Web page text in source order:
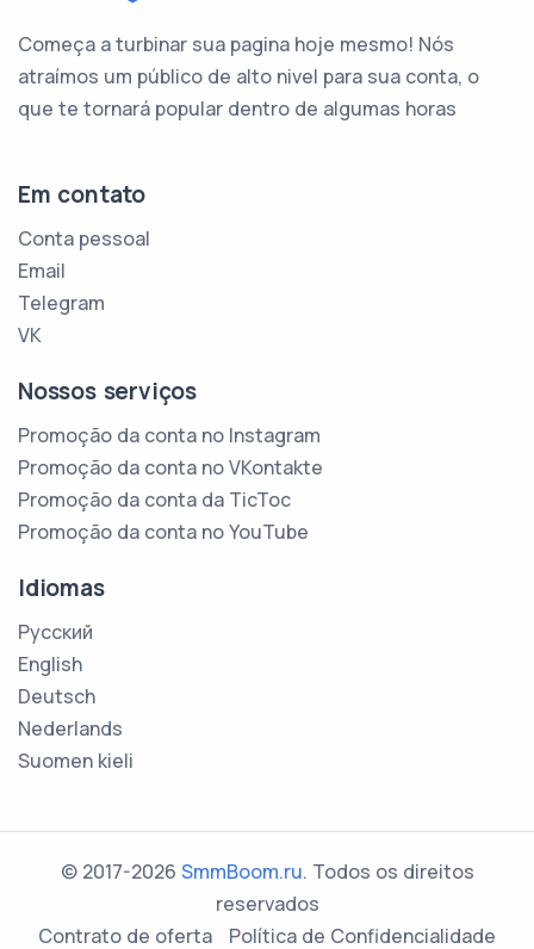
Começa a turbinar sua pagina hoje mesmo! Nós
atraímos um público de alto nivel para sua conta, o
que te tornará popular dentro de algumas horas
Em contato
Conta pessoal
Email
Telegram
VK
Nossos serviços
Promoção da conta no Instagram
Promoção da conta no VKontakte
Promoção da conta da TicToc
Promoção da conta no YouTube
Idiomas
Русский
English
Deutsch
Nederlands
Suomen kieli
© 2017-2026 SmmBoom.ru. Todos os direitos
reservados
Contrato de oferta
Política de Confidencialidade